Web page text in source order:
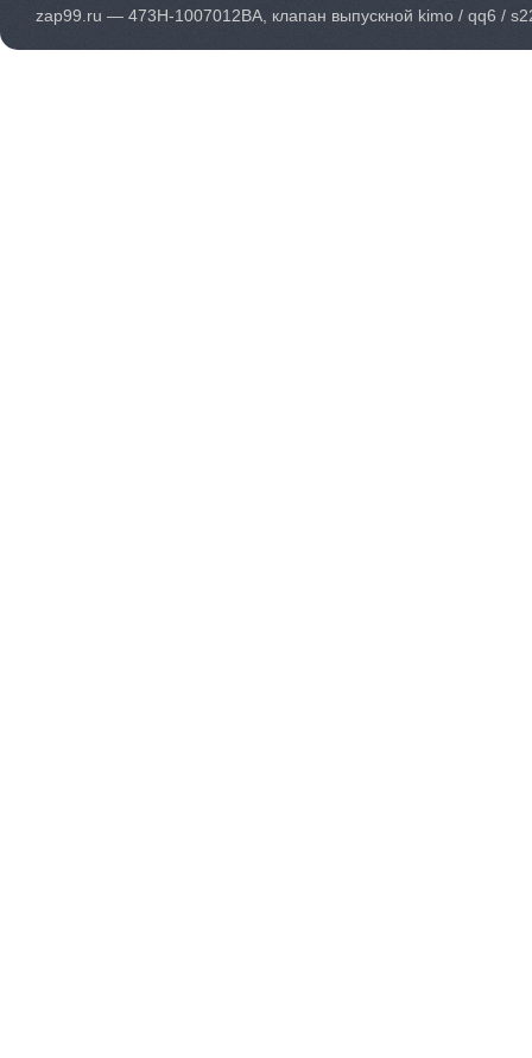
zap99.ru — 473H-1007012BA, клапан выпускной kimo / qq6 /